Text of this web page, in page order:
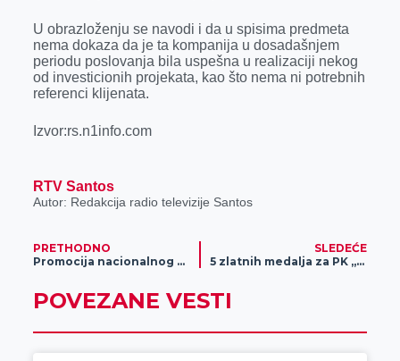
U obrazloženju se navodi i da u spisima predmeta
nema dokaza da je ta kompanija u dosadašnjem
periodu poslovanja bila uspešna u realizaciji nekog
od investicionih projekata, kao što nema ni potrebnih
referenci klijenata.
Izvor:rs.n1info.com
RTV Santos
Autor: Redakcija radio televizije Santos
PRETHODNO
Promocija nacionalnog modela dualnog i preduzetničkog obrazovanja
SLEDEĆE
5 zlatnih medalja za PK „Proleter“ u Sloveniji
POVEZANE VESTI